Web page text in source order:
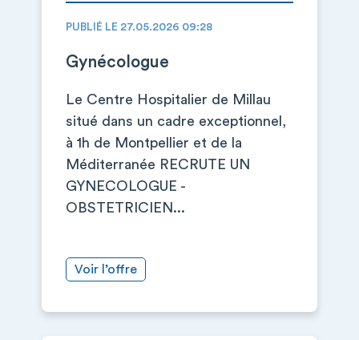
PUBLIÉ LE 27.05.2026 09:28
Gynécologue
Le Centre Hospitalier de Millau
situé dans un cadre exceptionnel,
à 1h de Montpellier et de la
Méditerranée RECRUTE UN
GYNECOLOGUE -
OBSTETRICIEN...
Voir l’offre